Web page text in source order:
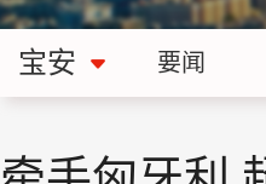
宝安 要闻